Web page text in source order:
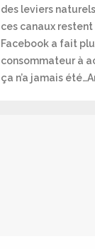
des leviers
ces canaux restent
Facebook a fait
consommateur à
ça n’a jamais